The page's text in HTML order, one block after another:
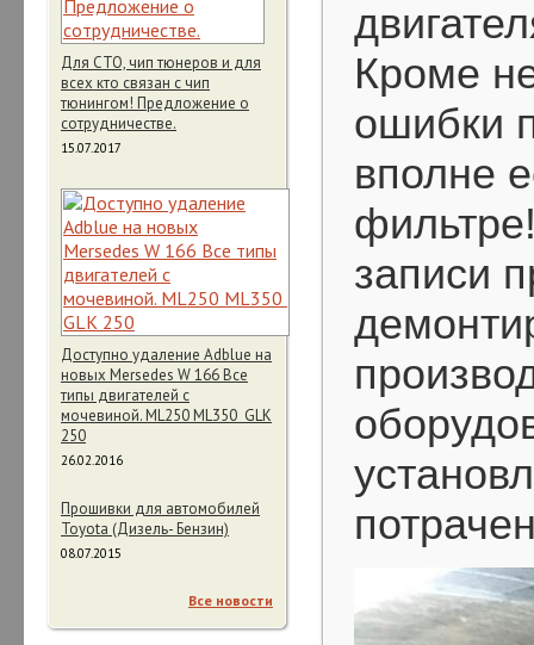
Кроме
ошибки
вполне
записи
Для СТО, чип тюнеров и для
всех кто связан с чип
тюнингом! Предложение о
сотрудничестве.
15.07.2017
Доступно удаление Adblue на
новых Mersedes W 166 Все
типы двигателей с
мочевиной. ML250 ML350 GLK
250
26.02.2016
Прошивки для автомобилей
Toyota (Дизель- Бензин)
08.07.2015
Все новости